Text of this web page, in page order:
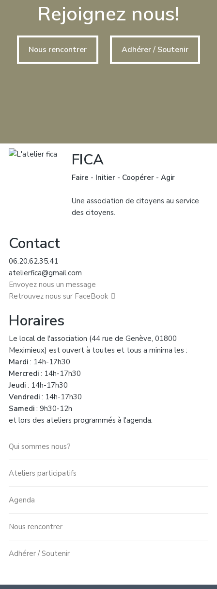
Rejoignez nous!
Nous rencontrer Adhérer / Soutenir
FICA
Faire - Initier- Coopérer- Agir
Une association de citoyens au service
des citoyens.
Contact
06.20.62.35.41
atelierfica@gmail.com
Envoyez nous un message
Retrouvez nous sur FaceBook
Horaires
Le local de l'association (44 rue de Genève, 01800
Meximieux) est ouvert à toutes et tous a minima les :
Mardi: 14h-17h30
Mercredi: 14h-17h30
Jeudi: 14h-17h30
Vendredi: 14h-17h30
Samedi: 9h30-12h
et lors des ateliers programmés à l'agenda.
Qui sommes nous?
Ateliers participatifs
Agenda
Nous rencontrer
Adhérer / Soutenir